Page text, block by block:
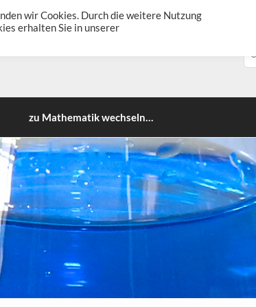
zu Mathematik wechseln…
wir Cookies. Durch die weitere Nutzung
erhalten Sie in unserer